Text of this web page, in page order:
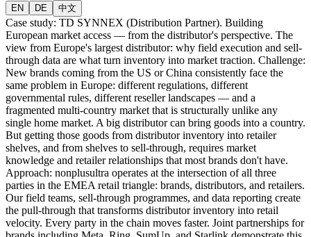
EN DE 中文
Case study: TD SYNNEX (Distribution Partner). Building
European market access — from the distributor's perspective. The
view from Europe's largest distributor: why field execution and sell-
through data are what turn inventory into market traction. Challenge:
New brands coming from the US or China consistently face the
same problem in Europe: different regulations, different
governmental rules, different reseller landscapes — and a
fragmented multi-country market that is structurally unlike any
single home market. A big distributor can bring goods into a country.
But getting those goods from distributor inventory into retailer
shelves, and from shelves to sell-through, requires market
knowledge and retailer relationships that most brands don't have.
Approach: nonplusultra operates at the intersection of all three
parties in the EMEA retail triangle: brands, distributors, and retailers.
Our field teams, sell-through programmes, and data reporting create
the pull-through that transforms distributor inventory into retail
velocity. Every party in the chain moves faster. Joint partnerships for